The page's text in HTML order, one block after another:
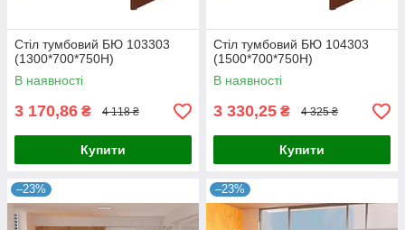
Стіл тумбовий БЮ 103303
(1300*700*750Н)
В наявності
3 170,86 ₴ 4 118 ₴
Купити
Стіл тумбовий БЮ 104303
(1500*700*750Н)
В наявності
3 330,25 ₴ 4 325 ₴
Купити
–23% –23%